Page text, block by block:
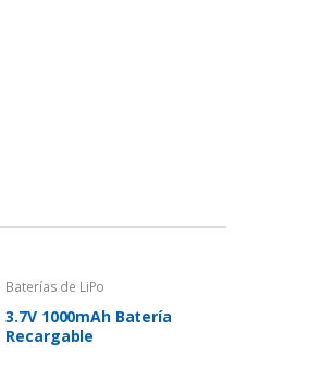
Baterías de LiPo
3.7V 1000mAh Batería
Recargable